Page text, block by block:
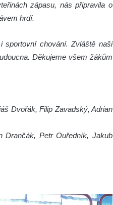
zápasu, nás připravila o
hrdí.
sportovní chování. Zvláště naši
Děkujeme všem žákům
Dvořák, Filip Zavadský, Adrian
Drančák, Petr Ouředník, Jakub